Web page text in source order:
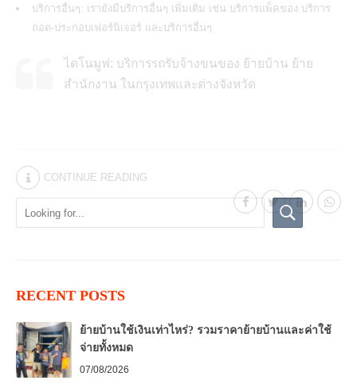
บริการอื่นๆ: เรายังมีบริการอื่นๆ เพิ่มเติม เช่น บริการแพ็คของ บริการ
ถอด-ประกอบเฟอร์นิเจอร์ และบริการอื่นๆ
ไดโนมูฟ: บริการรถรับจ้างขนของ ย้ายบ้าน ย้าย
สำนักงาน ในกรุงเทพและต่างจังหวัด
CONTINUE READING
RECENT POSTS
ย้ายบ้านใช้เงินเท่าไหร่? รวมราคาย้ายบ้านและค่าใช้
จ่ายทั้งหมด
07/08/2026